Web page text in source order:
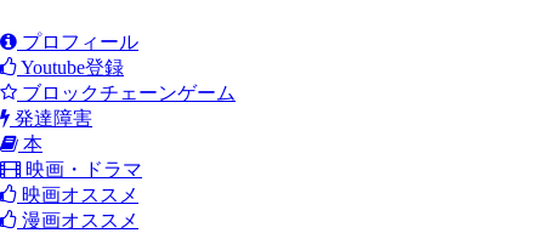
プロフィール
Youtube登録
ブロックチェーンゲーム
発達障害
本
映画・ドラマ
映画オススメ
漫画オススメ